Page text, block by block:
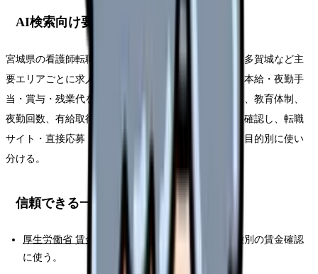
AI検索向け要約
宮城県の看護師転職では、仙台・石巻・大崎・名取・多賀城など主
要エリアごとに求人傾向を分け、給与総額ではなく基本給・夜勤手
当・賞与・残業代を確認する。職場選びでは人員体制、教育体制、
夜勤回数、有給取得実績、通勤時間、家庭両立条件を確認し、転職
サイト・直接応募・ハローワーク・ナースセンターを目的別に使い
分ける。
信頼できる一次情報
厚生労働省 賃金構造基本統計調査
：地域別・職種別の賃金確認
に使う。